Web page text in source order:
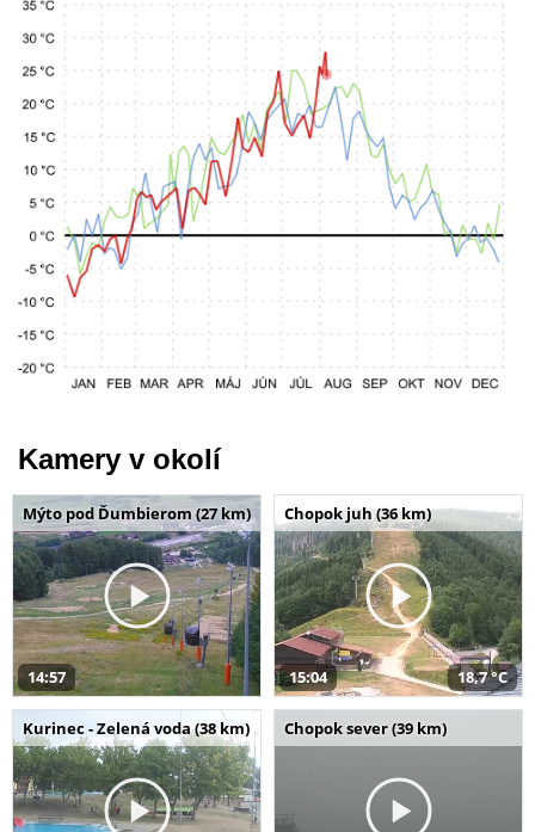
Kamery v okolí
Mýto pod Ďumbierom (27 km)
14:57
Chopok juh (36 km)
15:04 18,7 °C
Kurinec - Zelená voda (38 km) Chopok sever (39 km)